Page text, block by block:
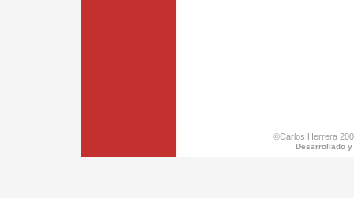
©Carlos Herrera
Desarrollado